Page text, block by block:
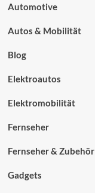
Automotive
Autos & Mobilität
Blog
Elektroautos
Elektromobilität
Fernseher
Fernseher & Zubehör
Gadgets